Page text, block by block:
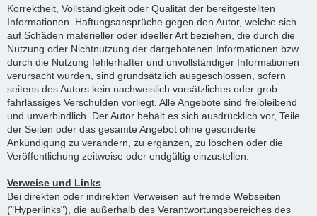
Korrektheit, Vollständigkeit oder Qualität der bereitgestellten
Informationen. Haftungsansprüche gegen den Autor, welche sich
auf Schäden materieller oder ideeller Art beziehen, die durch die
Nutzung oder Nichtnutzung der dargebotenen Informationen bzw.
durch die Nutzung fehlerhafter und unvollständiger Informationen
verursacht wurden, sind grundsätzlich ausgeschlossen, sofern
seitens des Autors kein nachweislich vorsätzliches oder grob
fahrlässiges Verschulden vorliegt. Alle Angebote sind freibleibend
und unverbindlich. Der Autor behält es sich ausdrücklich vor, Teile
der Seiten oder das gesamte Angebot ohne gesonderte
Ankündigung zu verändern, zu ergänzen, zu löschen oder die
Veröffentlichung zeitweise oder endgültig einzustellen.
Verweise und Links
Bei direkten oder indirekten Verweisen auf fremde Webseiten
("Hyperlinks"), die außerhalb des Verantwortungsbereiches des